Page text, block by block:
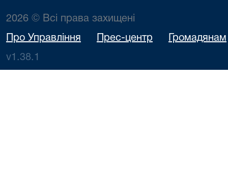
2026 © Всі права захищені
Про Управління Прес-центр Громадянам
v1.38.1